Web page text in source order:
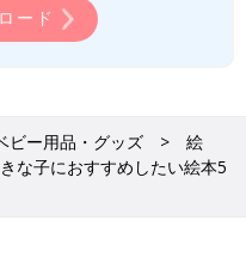
を得て、大評判となった
えたことある？
て実際に手に取ってみた
ード
ビー用品・グッズ
絵
な子におすすめしたい絵本5